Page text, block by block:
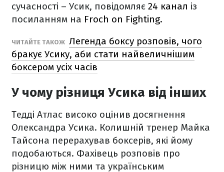
сучасності – Усик, повідомляє 24 канал із
посиланням на Froch on Fighting.
ЧИТАЙТЕ ТАКОЖ Легенда боксу розповів, чого
бракує Усику, аби стати найвеличнішим
боксером усіх часів
У чому різниця Усика від інших
Тедді Атлас високо оцінив досягнення
Олександра Усика. Колишній тренер Майка
Тайсона перерахував боксерів, які йому
подобаються. Фахівець розповів про
різницю між ними та українським